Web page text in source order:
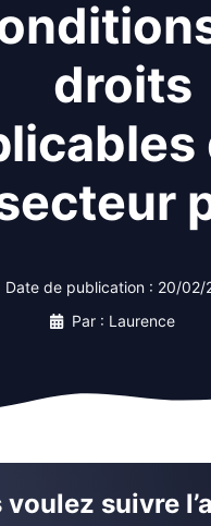
droits
Date de publication : 20/02/
Par : Laurence
voulez suivre